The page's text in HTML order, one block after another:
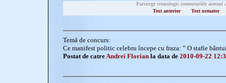
Parcurge cronologic comentariile acestui
Text anterior
Text urmator
Temă de concurs:
Ce manifest politic celebru începe cu fraza: ” O stafie
Postat de catreAndrei Florian la data de 2010-09-22